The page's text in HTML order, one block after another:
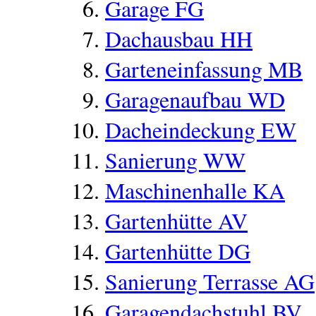
Garage FG
Dachausbau HH
Garteneinfassung MB
Garagenaufbau WD
Dacheindeckung EW
Sanierung WW
Maschinenhalle KA
Gartenhütte AV
Gartenhütte DG
Sanierung Terrasse AG